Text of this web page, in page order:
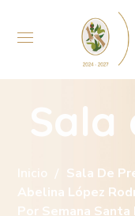
Sala
Inicio Sala De
Abelina López
Por Semana Santa